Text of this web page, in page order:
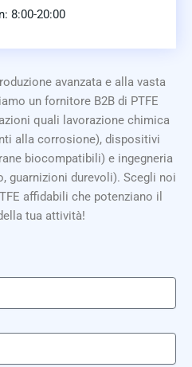
8:00-20:00
avanzata e alla vasta
un fornitore B2B di PTFE
quali lavorazione chimica
alla corrosione), dispositivi
biocompatibili) e ingegneria
guarnizioni durevoli). Scegli noi
affidabili che potenziano il
tua attività!